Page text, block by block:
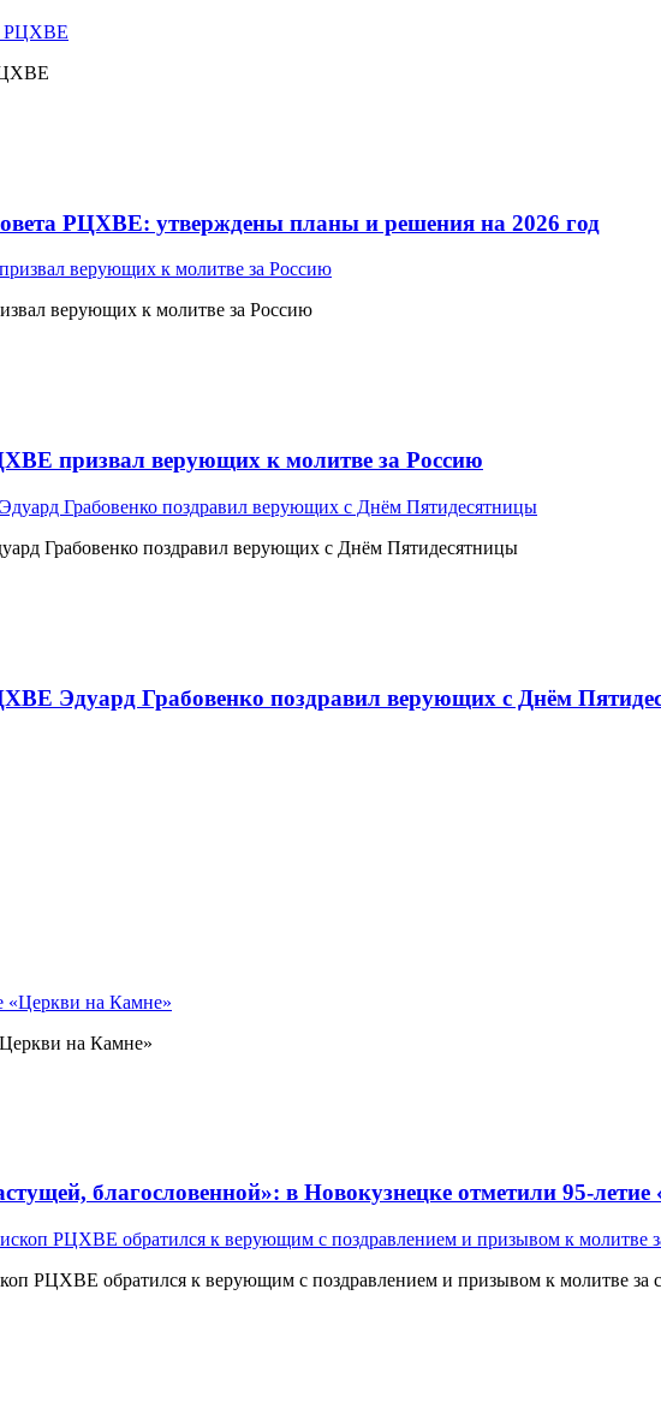
РЦХВЕ: утверждены планы и решения на 2026 год
верующих к молитве за Россию
призвал верующих к молитве за Россию
Грабовенко поздравил верующих с Днём Пятидесятницы
Эдуард Грабовенко поздравил верующих с Днём
на Камне»
благословенной»: в Новокузнецке отметили 95-
РЦХВЕ обратился к верующим с поздравлением и призывом к молитве за